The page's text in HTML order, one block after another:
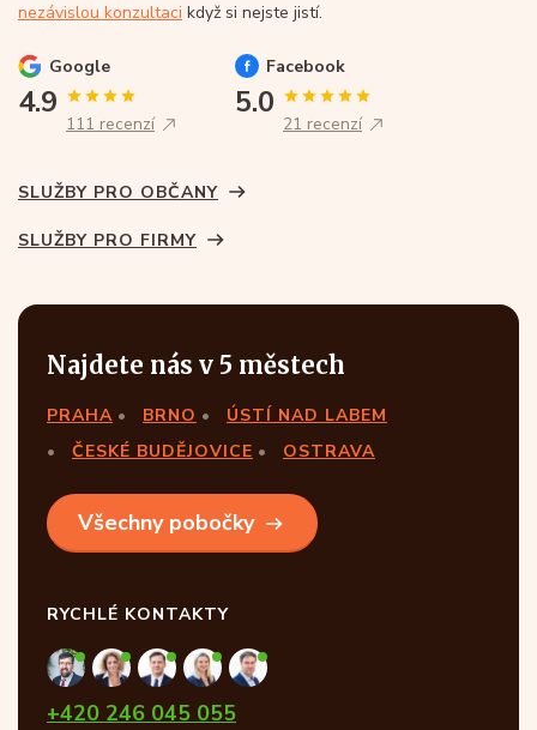
nezávislou konzultaci když si nejste jistí.
Google
4.9
111 recenzí
Facebook
5.0
21 recenzí
SLUŽBY PRO OBČANY
SLUŽBY PRO FIRMY
Najdete nás v 5 městech
PRAHA BRNO
ÚSTÍ NAD LABEM
ČESKÉ BUDĚJOVICE
OSTRAVA
Všechny pobočky
RYCHLÉ KONTAKTY
+420 246 045 055